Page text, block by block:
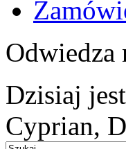
Odwiedza
Dzisiaj
Cyprian,